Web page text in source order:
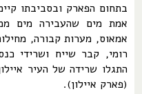
בתחום הפארק ובסביבתו
אמת מים שהעבירה מים
אמאוס, מערות קבורה,
רומי, קבר שייח ושרידי
התגלו שרידה של העיר
(פארק איילון).